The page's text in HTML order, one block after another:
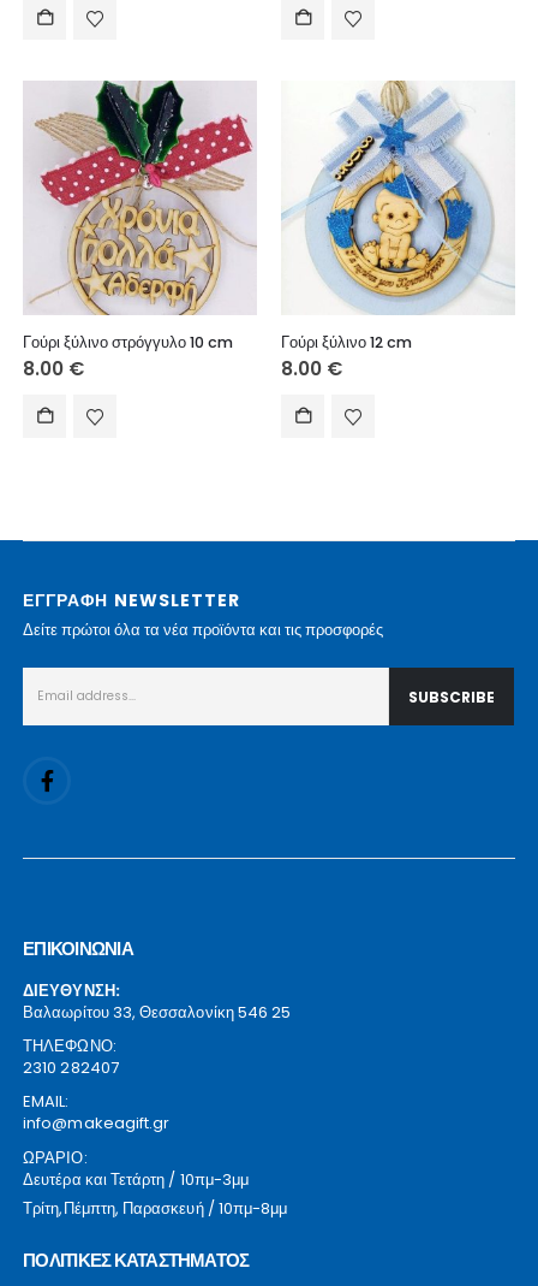
Γούρι ξύλινο στρόγγυλο 10 cm
8.00 €
Γούρι ξύλινο 12 cm
8.00 €
ΕΓΓΡΑΦΗ NEWSLETTER
Δείτε πρώτοι όλα τα νέα προϊόντα και τις προσφορές
ΕΠΙΚΟΙΝΩΝΙΑ
ΔΙΕΥΘΥΝΣΗ:
Βαλαωρίτου 33, Θεσσαλονίκη 546 25
ΤΗΛΕΦΩΝΟ:
2310 282407
EMAIL:
info@makeagift.gr
ΩΡΑΡΙΟ:
Δευτέρα και Τετάρτη / 10πμ-3μμ
Τρίτη,Πέμπτη, Παρασκευή / 10πμ-8μμ
ΠΟΛΙΤΙΚΕΣ ΚΑΤΑΣΤΗΜΑΤΟΣ